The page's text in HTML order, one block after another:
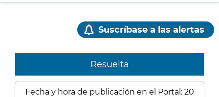
Suscríbase a las alertas
Resuelta
Fecha y hora de publicación en el Portal: 20